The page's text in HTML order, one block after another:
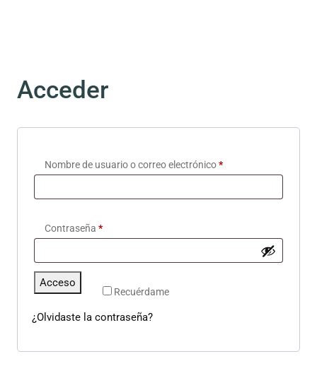
Acceder
Nombre de usuario o correo electrónico*
Contraseña *
Alternative:
Recuérdame
Acceso
¿Olvidaste la contraseña?